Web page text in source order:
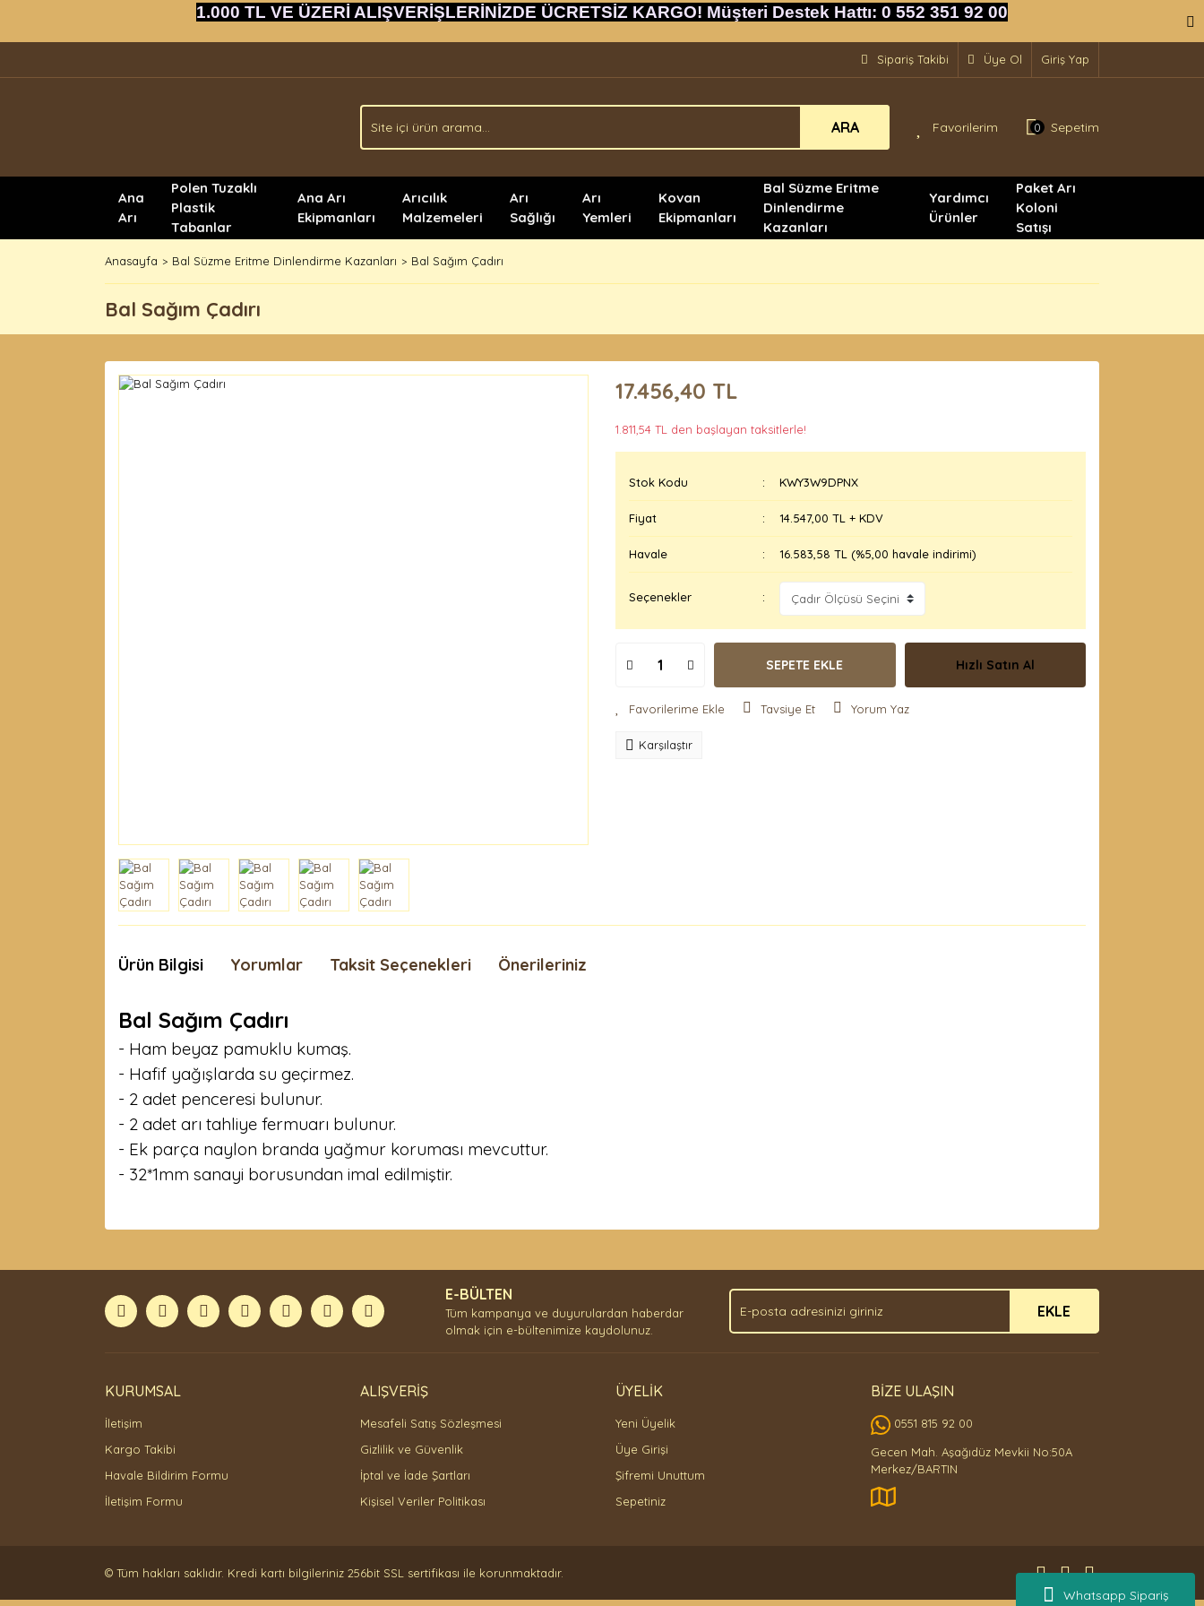
1.000 TL VE ÜZERİ ALIŞVERİŞLERİNİZDE ÜCRETSİZ KARGO! Müşteri Destek Hattı: 0 552 351 92 00
Whatsapp Sipariş
Sipariş Takibi Üye Ol Giriş Yap
ARA Favorilerim 0 Sepetim
Ana
Arı
Polen Tuzaklı
Plastik
Tabanlar
Ana Arı
Ekipmanları
Arıcılık
Malzemeleri
Arı
Sağlığı
Arı
Yemleri
Kovan
Ekipmanları
Bal Süzme Eritme
Dinlendirme
Kazanları
Yardımcı
Ürünler
Paket Arı
Koloni
Satışı
Anasayfa Bal Süzme Eritme Dinlendirme Kazanları Bal Sağım Çadırı
Bal Sağım Çadırı
17.456,40 TL
1.811,54 TL den başlayan taksitlerle!
Stok Kodu KWY3W9DPNX
Fiyat 14.547,00 TL + KDV
Havale 16.583,58 TL (%5,00 havale indirimi)
Seçenekler
SEPETE EKLE Hızlı Satın Al
Tavsiye Et Yorum Yaz
Karşılaştır
Ürün Bilgisi Yorumlar Taksit Seçenekleri Önerileriniz
Bal Sağım Çadırı
- Ham beyaz pamuklu kumaş.
- Hafif yağışlarda su geçirmez.
- 2 adet penceresi bulunur.
- 2 adet arı tahliye fermuarı bulunur.
- Ek parça naylon branda yağmur koruması mevcuttur.
- 32*1mm sanayi borusundan imal edilmiştir.
Ürün açıklamasında eksik bilgiler bulunuyor.
Bu ürüne benzer farklı alternatifler olmalı.
Gönder
E-BÜLTEN
Tüm kampanya ve duyurulardan haberdar
olmak için e-bültenimize kaydolunuz.
EKLE
KURUMSAL
İletişim
Kargo Takibi
Havale Bildirim Formu
İletişim Formu
ALIŞVERİŞ
Mesafeli Satış Sözleşmesi
Gizlilik ve Güvenlik
İptal ve İade Şartları
Kişisel Veriler Politikası
ÜYELİK
Yeni Üyelik
Üye Girişi
Şifremi Unuttum
Sepetiniz
BİZE ULAŞIN
0551 815 92 00
Gecen Mah. Aşağıdüz Mevkii No:50A
Merkez/BARTIN
© Tüm hakları saklıdır. Kredi kartı bilgileriniz 256bit SSL sertifikası ile korunmaktadır.